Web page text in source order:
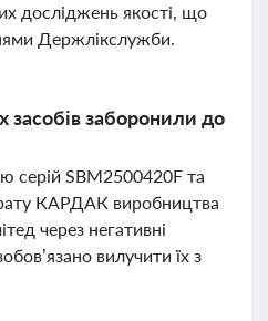
досліджень якості, що
Держлікслужби.
засобів заборонили до
серій SBM2500420F та
КАРДАК виробництва
через негативні
вилучити їх з